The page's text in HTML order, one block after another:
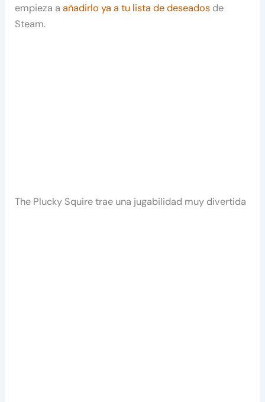
empieza aañadirlo ya a tu lista de deseados de
Steam.
The Plucky Squire trae una jugabilidad muy divertida